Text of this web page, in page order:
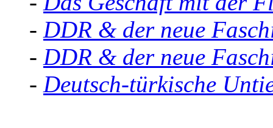
- DDR & der neue
- DDR & der neue
- Deutsch-türkische